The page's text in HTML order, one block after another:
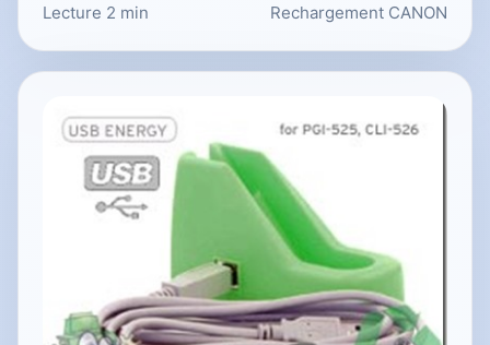
Lecture 2 min Rechargement CANON